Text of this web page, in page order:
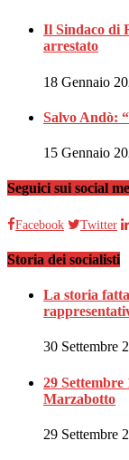
Il Sindaco di
arrestato
18 Gennaio
Salvo Andò:
15 Gennaio
Seguici sui social
Facebook Twitter
Storia dei socialisti
La storia
30 Settembre
29 Settembre
Marzabotto
29 Settembre